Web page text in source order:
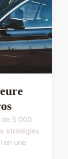
de 5 000
stratégies
en une